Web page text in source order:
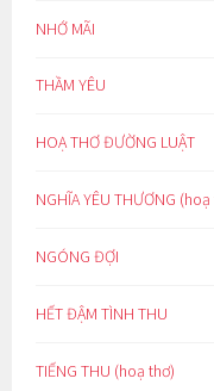
NHỚ MÃI
THẦM YÊU
HOẠ THƠ ĐƯỜNG LUẬT
NGHĨA YÊU THƯƠNG
NGÓNG ĐỢI
HẾT ĐẬM TÌNH THU
TIẾNG THU (hoạ thơ)